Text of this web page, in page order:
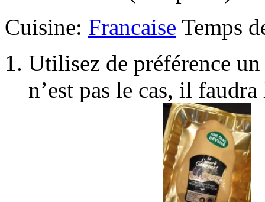
Cuisine: Francaise Temps
Utilisez de préférence
n’est pas le cas, il